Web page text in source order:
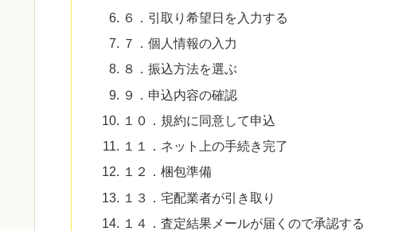
６．引取り希望日を入力する
７．個人情報の入力
８．振込方法を選ぶ
９．申込内容の確認
１０．規約に同意して申込
１１．ネット上の手続き完了
１２．梱包準備
１３．宅配業者が引き取り
１４．査定結果メールが届くので承認する